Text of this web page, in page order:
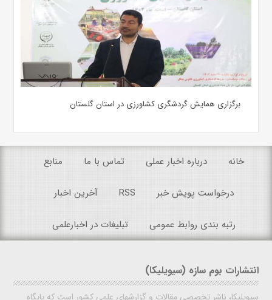
برگزاری همایش گردشگری کشاورزی در استان گلستان
خانه درباره اخبار عملی تماس با ما منابع
درخواست پویش خبر RSS آخرین اخبار
رتبه بندی روابط عمومی تبلیغات در اخبارعلمی
انتشارات بوم سازه (سیویلیکا)
سیویلیکا، ناشر تخصصی مقالات و گزارشهای علمی کشور است که پایگاه